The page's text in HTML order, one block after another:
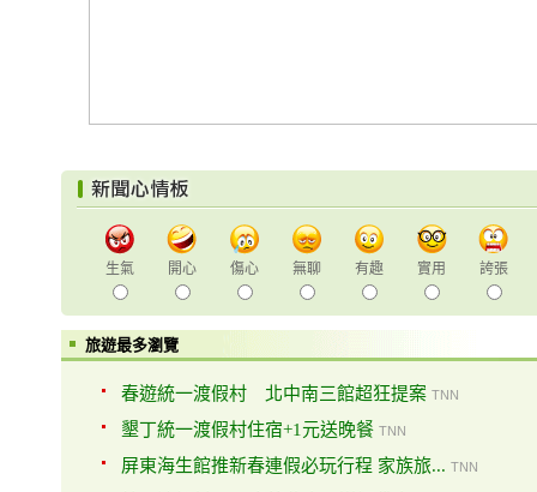
生氣 開心 傷心 無聊 有趣 實用 誇張
旅遊最多瀏覽
春遊統一渡假村 北中南三館超狂提案 TNN
墾丁統一渡假村住宿+1元送晚餐 TNN
屏東海生館推新春連假必玩行程 家族旅... TNN